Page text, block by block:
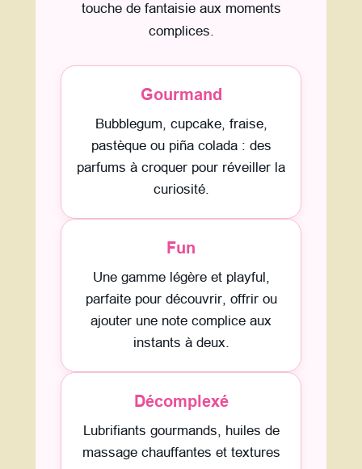
touche de fantaisie aux moments
complices.
Gourmand
Bubblegum, cupcake, fraise,
pastèque ou piña colada : des
parfums à croquer pour réveiller la
curiosité.
Fun
Une gamme légère et playful,
parfaite pour découvrir, offrir ou
ajouter une note complice aux
instants à deux.
Décomplexé
Lubrifiants gourmands, huiles de
massage chauffantes et textures